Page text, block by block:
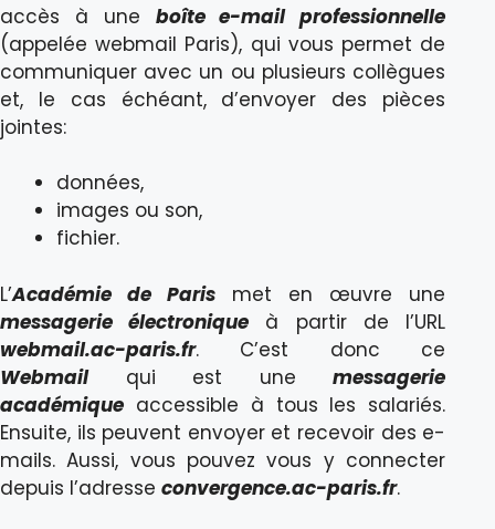
accès à une boîte e-mail professionnelle
(appelée webmail Paris), qui vous permet de
communiquer avec un ou plusieurs collègues
et, le cas échéant, d’envoyer des pièces
jointes:
données,
images ou son,
fichier.
L’Académie de Paris met en œuvre une
messagerie électronique à partir de l’URL
webmail.ac-paris.fr. C’est donc ce
Webmailqui est unemessagerie
académique accessible à tous les salariés.
Ensuite, ils peuvent envoyer et recevoir des e-
mails. Aussi, vous pouvez vous y connecter
depuis l’adresse convergence.ac-paris.fr.